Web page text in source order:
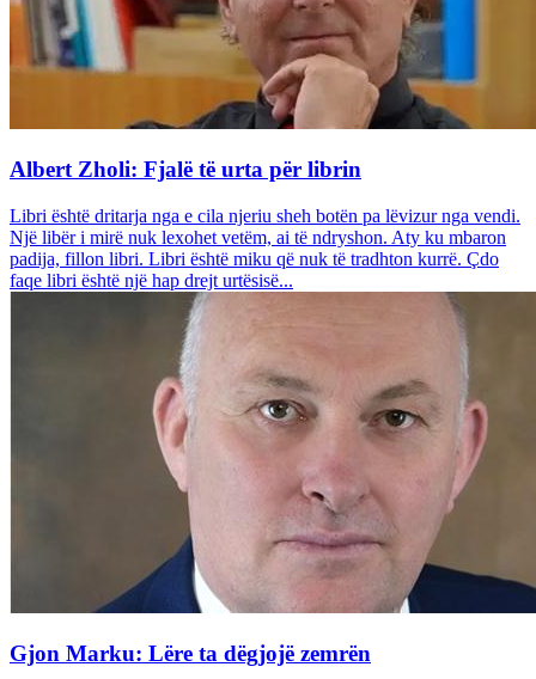
Albert Zholi: Fjalë të urta për librin
Libri është dritarja nga e cila njeriu sheh botën pa lëvizur nga vendi.
Një libër i mirë nuk lexohet vetëm, ai të ndryshon. Aty ku mbaron
padija, fillon libri. Libri është miku që nuk të tradhton kurrë. Çdo
faqe libri është një hap drejt urtësisë...
Gjon Marku: Lëre ta dëgjojë zemrën